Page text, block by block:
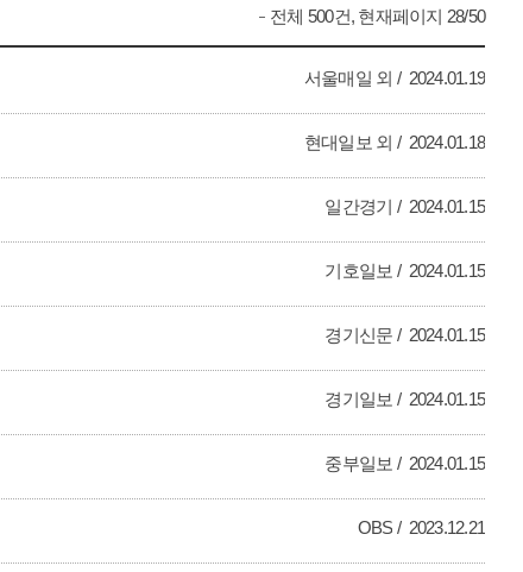
전체 500건, 현재페이지 28/50
서울매일 외 2024.01.19
현대일보 외 2024.01.18
일간경기 2024.01.15
기호일보 2024.01.15
경기신문 2024.01.15
경기일보 2024.01.15
중부일보 2024.01.15
OBS 2023.12.21